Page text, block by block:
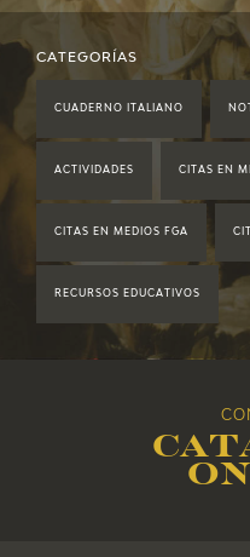
2021
2017
CATEGORÍAS
CUADERNO ITALIANO
ACTIVIDADES CITAS EN
CITAS EN MEDIOS FGA
RECURSOS EDUCATIVOS